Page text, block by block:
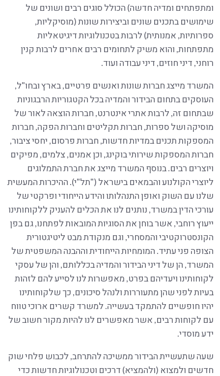
ומתפתחים ומדיה חדשה) הכולל סוגים רבים ושונים של
שימושים בתכנים שונים וביצירות שונות (מוסיקליות,
ספרותיות, אמנותית) לרבות בטכנולוגיות דיגיטאליות
מתפתחות, והוא משיק לתחומים רבים אחרים לרבות קנין
רוחני, דיני חוזים, דיני עבודה ועוד.
המשרד מייצג חברות שונות ואנשים פרטיים, בארץ ובחו"ל,
העוסקים בתחום הבידור והמדיה בכל הקטגוריות הרבגוניות
שבתחום זה, לרבות אתרי אינטרנט, חברות הוצאה לאור של
מוסיקה ושל ספרות, חברות תקליטים וחברות הפקה, חברות
המספקות תכנים במדיות חדשות, חברות פרסום, יחסי ציבור,
חברות המספקות שירותי בוקינג, וכן אמנים, צלמים, מפיקים
ויוצרים רבים. בנוסף המשרד מייצג את חברת התמלוגים
ליוצרי הקולנוע והבמאים בישראל ("תל"י). ההיכרות המעשית
שלנו עם השוק ואופן התנהלותו והידע הייחודי ופרקטי של
עורכי הדין במשרד, נותנים לנו את הכלים להעניק ללקוחותינו
ייעוץ רוחבי, אשר בוחן את הסוגיות המובאות לפתחנו, גם בפן
הקונסטרוקטיבי והמסחרי, וגם מנקודת מבט ליטיגטורית
הצופה פני עתיד. המומחיות הייחודית וההבנה המשפטית של
המשרד, הן של דיני הבידור והמדיה בכללותם, והן של עסקי
לקוחותינו ויעדיהם בפרט, מאפשרות לנו לסייע להם לזהות
בעיות לפני שהן מתעוררות ולנהל סיכונים, כך שלקוחותינו
יהיו חופשיים להתמקד בעשייה. למשרד קשרים ארוכי טווח
עם לקוחות רבים, אשר מאפשרים לנו להיות מקור חשוב של
ידע מוסדי.
שעה שתעשיית הבידור ממשיכה להתרחב, לכבוש פלחי שוק
חדשים ולמצוא (ולהמציא) דרכים וטכנולוגיות חדשות כדי